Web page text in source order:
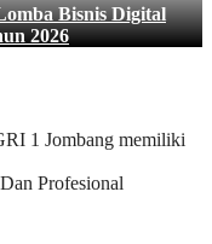
Bisnis Digital
2026
1 Jombang memiliki
Profesional